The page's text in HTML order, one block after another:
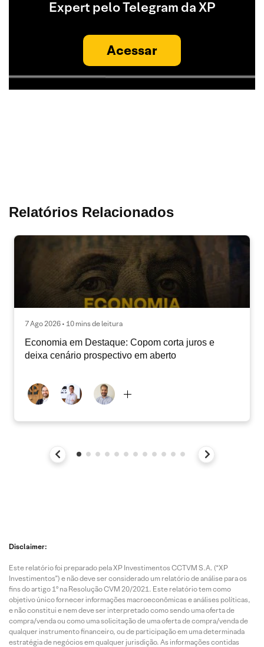
Expert pelo Telegram da XP
Acessar
Relatórios Relacionados
7 Ago 2026 • 10 mins de leitura
Economia em Destaque: Copom corta juros e
deixa cenário prospectivo em aberto
Disclaimer:
Este relatório foi preparado pela XP Investimentos CCTVM S.A. (“XP
Investimentos”) e não deve ser considerado um relatório de análise para os
fins do artigo 1º na Resolução CVM 20/2021. Este relatório tem como
objetivo único fornecer informações macroeconômicas e análises políticas,
e não constitui e nem deve ser interpretado como sendo uma oferta de
compra/venda ou como uma solicitação de uma oferta de compra/venda de
qualquer instrumento financeiro, ou de participação em uma determinada
estratégia de negócios em qualquer jurisdição. As informações contidas